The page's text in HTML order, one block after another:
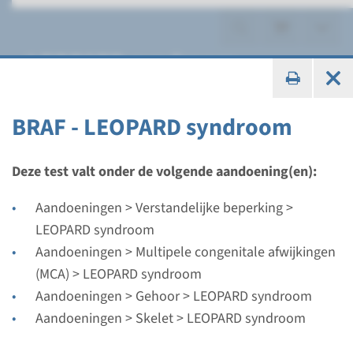
BRAF - LEOPARD syndroom
Deze test valt onder de volgende aandoening(en):
Aandoeningen > Verstandelijke beperking >
LEOPARD syndroom
Aandoeningen > Multipele congenitale afwijkingen
(MCA) > LEOPARD syndroom
Aandoeningen > Gehoor > LEOPARD syndroom
Aandoeningen > Skelet > LEOPARD syndroom
LEOPARD syndroom
Gen
BRAF - LEOPARD syndroom
Doorlooptijd
Volledige analyse: 8 weken / Gerichte analyse: 4
weken
Uitvoerend laboratorium
Radboudumc